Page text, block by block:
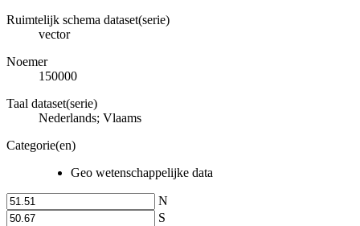
Ruimtelijk schema dataset(serie)
vector
Noemer
150000
Taal dataset(serie)
Nederlands; Vlaams
Categorie(en)
Geo wetenschappelijke data
N
S